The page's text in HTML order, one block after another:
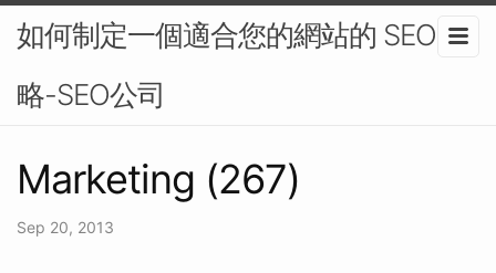
如何制定一個適合您的網站的 SEO 策
略-SEO公司
Marketing (267)
Sep 20, 2013